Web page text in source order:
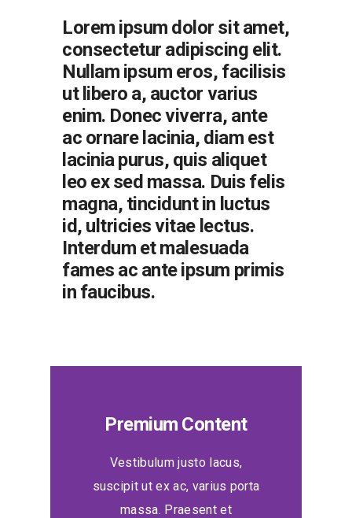
Lorem ipsum dolor sit amet,
consectetur adipiscing elit.
Nullam ipsum eros, facilisis
ut libero a, auctor varius
enim. Donec viverra, ante
ac ornare lacinia, diam est
lacinia purus, quis aliquet
leo ex sed massa. Duis felis
magna, tincidunt in luctus
id, ultricies vitae lectus.
Interdum et malesuada
fames ac ante ipsum primis
in faucibus.
Premium Content
Vestibulum justo lacus,
suscipit ut ex ac, varius porta
massa. Praesent et